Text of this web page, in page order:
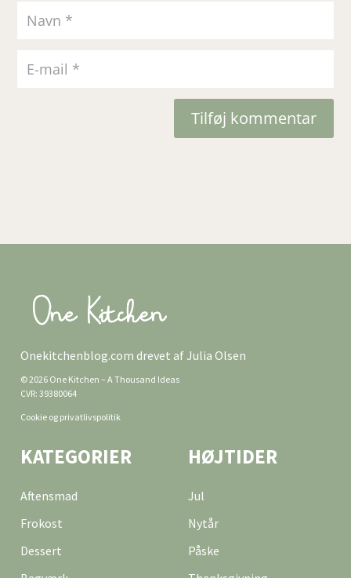
Tilføj kommentar
Onekitchenblog.com drevet af Julia Olsen
© 2026 One Kitchen – A Thousand Ideas
CVR: 39380064
Cookie og privatlivspolitik
KATEGORIER
Aftensmad
Frokost
Dessert
HØJTIDER
Jul
Nytår
Påske